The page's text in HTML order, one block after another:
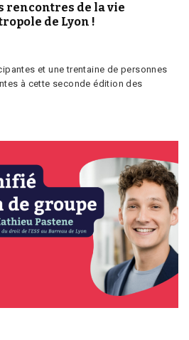
rencontres de la vie
de Lyon !
et une trentaine de personnes
à cette seconde édition des